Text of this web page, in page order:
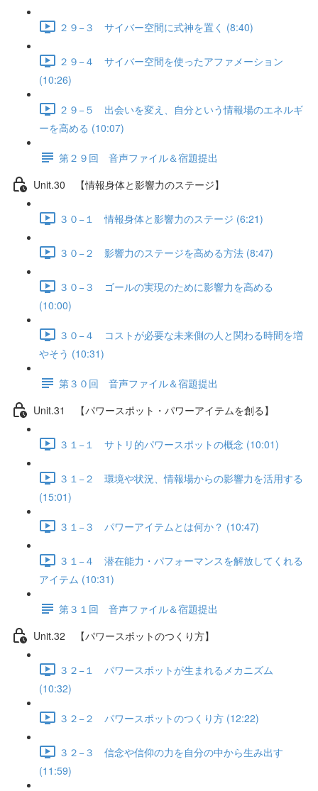
２９−３ サイバー空間に式神を置く (8:40)
２９−４ サイバー空間を使ったアファメーション
(10:26)
２９−５ 出会いを変え、自分という情報場のエネルギ
ーを高める (10:07)
第２９回 音声ファイル＆宿題提出
Unit.30 【情報身体と影響力のステージ】
３０−１ 情報身体と影響力のステージ (6:21)
３０−２ 影響力のステージを高める方法 (8:47)
３０−３ ゴールの実現のために影響力を高める
(10:00)
３０−４ コストが必要な未来側の人と関わる時間を増
やそう (10:31)
第３０回 音声ファイル＆宿題提出
Unit.31 【パワースポット・パワーアイテムを創る】
３１−１ サトリ的パワースポットの概念 (10:01)
３１−２ 環境や状況、情報場からの影響力を活用する
(15:01)
３１−３ パワーアイテムとは何か？ (10:47)
３１−４ 潜在能力・パフォーマンスを解放してくれる
アイテム (10:31)
第３１回 音声ファイル＆宿題提出
Unit.32 【パワースポットのつくり方】
３２−１ パワースポットが生まれるメカニズム
(10:32)
３２−２ パワースポットのつくり方 (12:22)
３２−３ 信念や信仰の力を自分の中から生み出す
(11:59)